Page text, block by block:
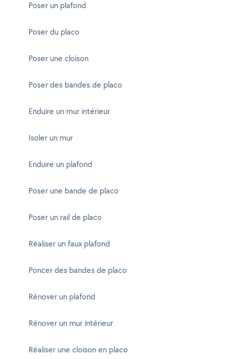
Poser un plafond
Poser du placo
Poser une cloison
Poser des bandes de placo
Enduire un mur intérieur
Isoler un mur
Enduire un plafond
Poser une bande de placo
Poser un rail de placo
Réaliser un faux plafond
Poncer des bandes de placo
Rénover un plafond
Rénover un mur intérieur
Réaliser une cloison en placo